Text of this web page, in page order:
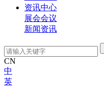
资讯中心
展会会议
新闻资讯
CN
中
英